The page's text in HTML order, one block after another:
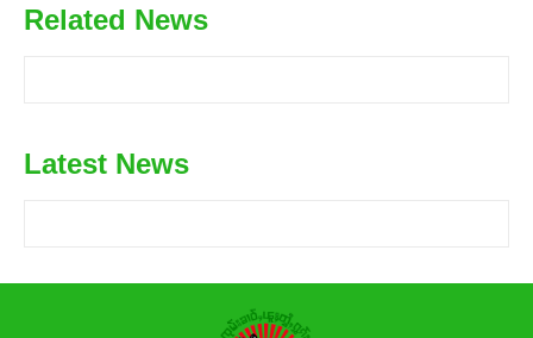
Related News
Latest News